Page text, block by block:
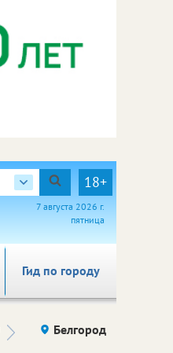
18+
7 августа 2026 г.
пятница
Гид по городу
Здоровье компаний (на
правах
Белгород